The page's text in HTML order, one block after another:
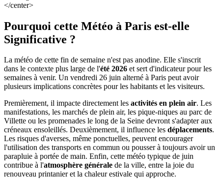
</center>
Pourquoi cette Météo à Paris est-elle
Significative ?
La météo de cette fin de semaine n'est pas anodine. Elle s'inscrit
dans le contexte plus large de l'été 2026 et sert d'indicateur pour les
semaines à venir. Un vendredi 26 juin alterné à Paris peut avoir
plusieurs implications concrètes pour les habitants et les visiteurs.
Premièrement, il impacte directement les activités en plein air. Les
manifestations, les marchés de plein air, les pique-niques au parc de
Villette ou les promenades le long de la Seine devront s'adapter aux
créneaux ensoleillés. Deuxièmement, il influence les déplacements.
Les risques d'averses, même ponctuelles, peuvent encourager
l'utilisation des transports en commun ou pousser à toujours avoir un
parapluie à portée de main. Enfin, cette météo typique de juin
contribue à l'atmosphère générale de la ville, entre la joie du
renouveau printanier et la chaleur estivale qui approche.